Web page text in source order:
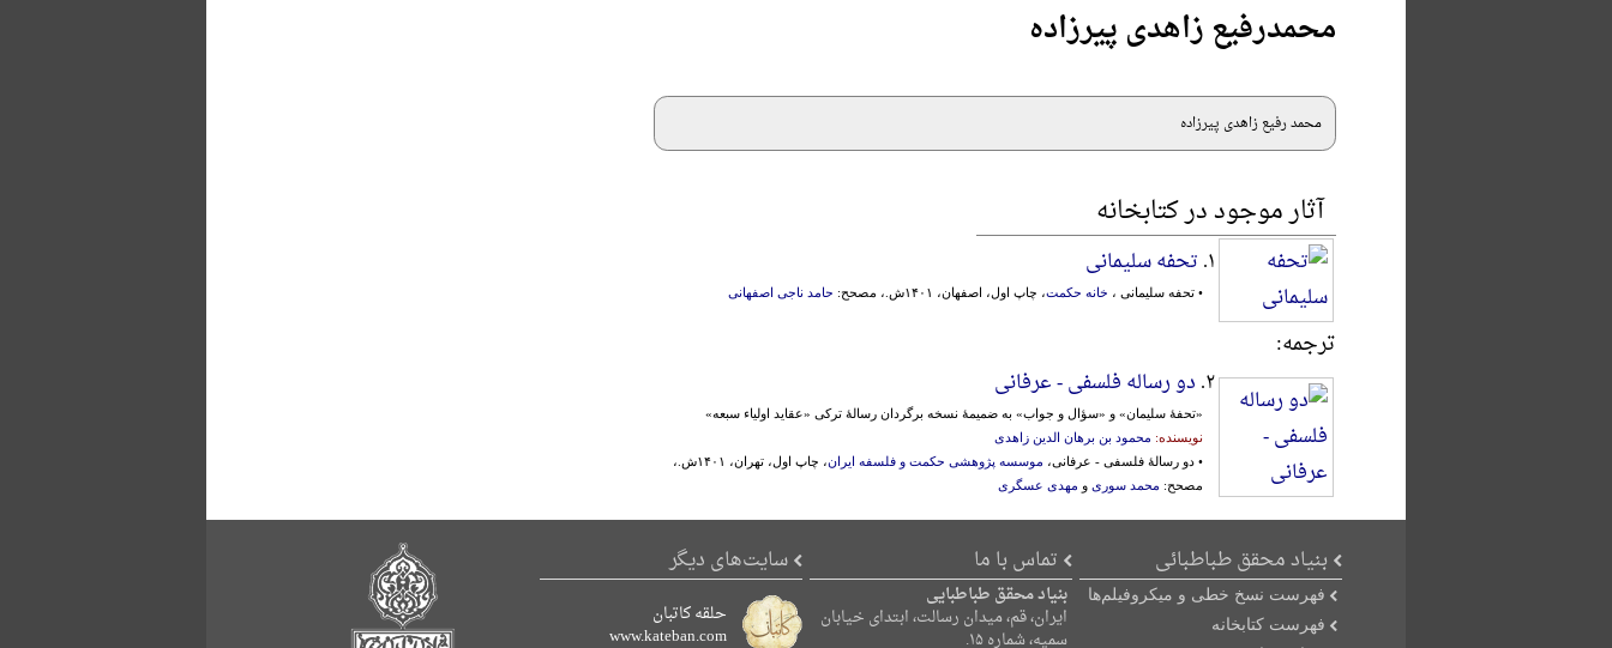
محمدرفیع زاهدی پیرزاده
محمد رفیع زاهدی پیرزاده
آثار موجود در کتابخانه
۱. تحفه سلیمانی
• تحفه سلیمانی ، خانه حکمت، چاپ اول، اصفهان، ۱۴۰۱ش.، مصحح: حامد ناجی اصفهانی
ترجمه:
۲. دو رساله فلسفی - عرفانی
«تحفۀ سلیمان» و «سؤال و جواب» به ضمیمۀ نسخه برگردان رسالۀ ترکی «عقاید اولیاء سبعه»
نویسنده: محمود بن برهان الدین زاهدی
• دو رسالۀ فلسفی - عرفانی، موسسه پژوهشی حکمت‌ و فلسفه‌ ایران‌
، چاپ اول، تهران، ۱۴۰۱ش.،
مصحح: محمد سوری و مهدی عسگری
بنیاد محقق طباطبائی
فهرست نسخ خطی و میکروفیلم‌ها
فهرست کتابخانه
تماس با ما
بنیاد محقق طباطبایی
ایران، قم، میدان رسالت، ابتدای خیابان
سمیه، شماره ۱۵.
سایت‌های دیگر
حلقه کاتبان
www.kateban.com